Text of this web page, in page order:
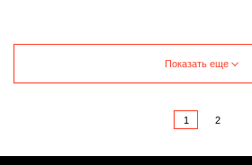
Показать еще
1 2